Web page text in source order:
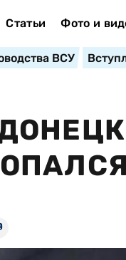
Статьи Фото и
ВСУ